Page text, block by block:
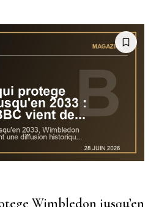
Wimbledon jusqu’en